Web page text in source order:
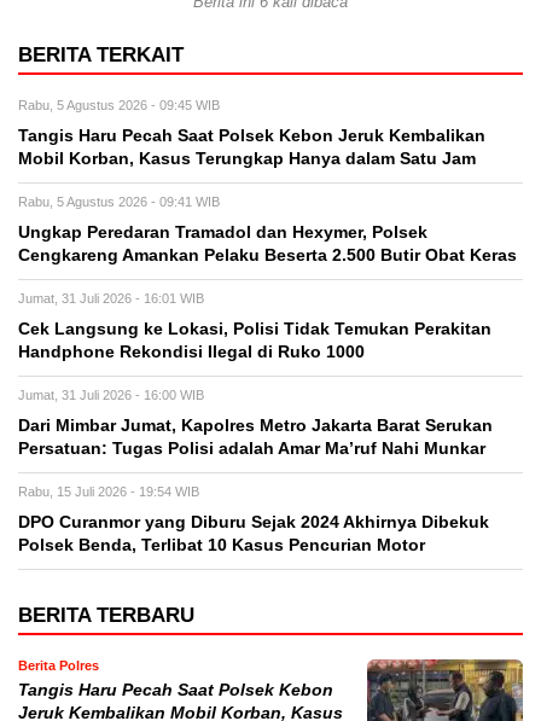
BERITA TERKAIT
Rabu, 5 Agustus 2026 - 09:45 WIB
Tangis Haru Pecah Saat Polsek Kebon Jeruk Kembalikan
Mobil Korban, Kasus Terungkap Hanya dalam Satu Jam
Rabu, 5 Agustus 2026 - 09:41 WIB
Ungkap Peredaran Tramadol dan Hexymer, Polsek
Cengkareng Amankan Pelaku Beserta 2.500 Butir Obat Keras
Jumat, 31 Juli 2026 - 16:01 WIB
Cek Langsung ke Lokasi, Polisi Tidak Temukan Perakitan
Handphone Rekondisi Ilegal di Ruko 1000
Jumat, 31 Juli 2026 - 16:00 WIB
Dari Mimbar Jumat, Kapolres Metro Jakarta Barat Serukan
Persatuan: Tugas Polisi adalah Amar Ma’ruf Nahi Munkar
Rabu, 15 Juli 2026 - 19:54 WIB
DPO Curanmor yang Diburu Sejak 2024 Akhirnya Dibekuk
Polsek Benda, Terlibat 10 Kasus Pencurian Motor
BERITA TERBARU
Berita Polres
Tangis Haru Pecah Saat Polsek Kebon
Jeruk Kembalikan Mobil Korban, Kasus